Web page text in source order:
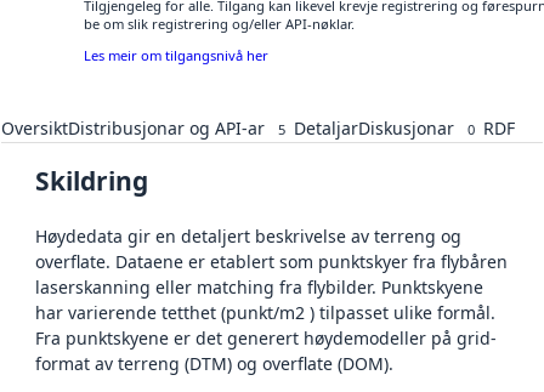
Tilgjengeleg for alle. Tilgang kan likevel krevje registrering og
be om slik registrering og/eller API-nøklar.
Les meir om tilgangsnivå her
OversiktDistribusjonar og API-ar 5 DetaljarDiskusjonar 0 RDF
Skildring
Høydedata gir en detaljert beskrivelse av terreng og
overflate. Dataene er etablert som punktskyer fra flybåren
laserskanning eller matching fra flybilder. Punktskyene
har varierende tetthet (punkt/m2 ) tilpasset ulike formål.
Fra punktskyene er det generert høydemodeller på grid-
format av terreng (DTM) og overflate (DOM).